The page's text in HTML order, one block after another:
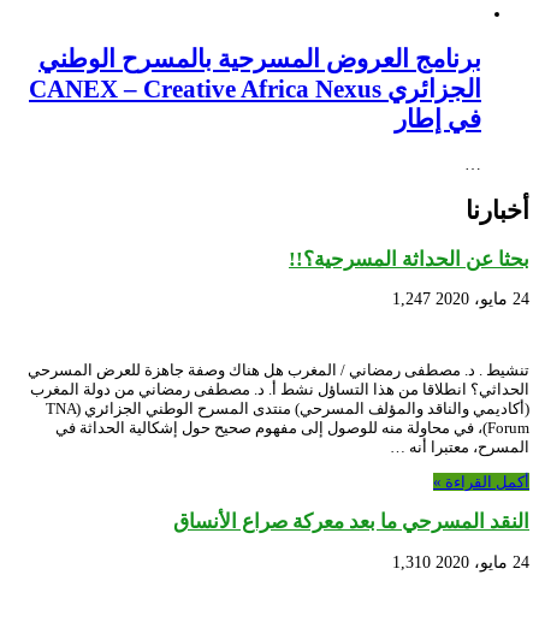
برنامج العروض المسرحية بالمسرح الوطني
الجزائري CANEX – Creative Africa Nexus
في إطار
…
أخبارنا
بحثا عن الحداثة المسرحية؟!!
24 مايو، 2020 1,247
تنشيط . د. مصطفى رمضاني / المغرب هل هناك وصفة جاهزة للعرض المسرحي
الحداثي؟ انطلاقا من هذا التساؤل نشط أ. د. مصطفى رمضاني من دولة المغرب
(أكاديمي والناقد والمؤلف المسرحي) منتدى المسرح الوطني الجزائري (TNA
Forum)، في محاولة منه للوصول إلى مفهوم صحيح حول إشكالية الحداثة في
المسرح، معتبرا أنه …
أكمل القراءة »
النقد المسرحي ما بعد معركة صراع الأنساق
24 مايو، 2020 1,310